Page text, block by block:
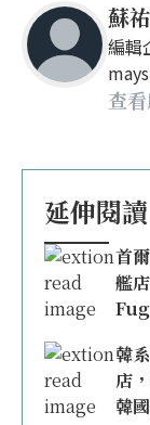
蘇
編輯
查
延伸閱讀
首
艦
韓
店
韓